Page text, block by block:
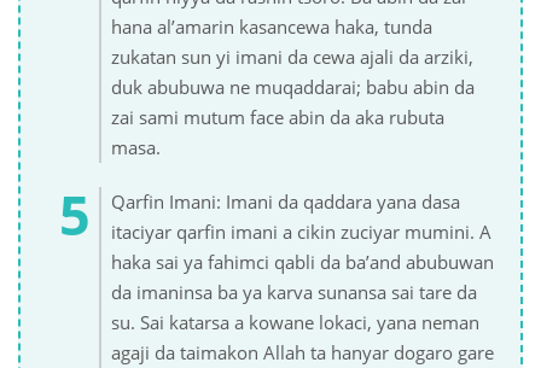
hana al’amarin kasancewa haka, tunda
zukatan sun yi imani da cewa ajali da arziki,
duk abubuwa ne muqaddarai; babu abin da
zai sami mutum face abin da aka rubuta
masa.
Qarfin Imani: Imani da qaddara yana dasa
itaciyar qarfin imani a cikin zuciyar mumini. A
haka sai ya fahimci qabli da ba’and abubuwan
da imaninsa ba ya karva sunansa sai tare da
su. Sai katarsa a kowane lokaci, yana neman
agaji da taimakon Allah ta hanyar dogaro gare